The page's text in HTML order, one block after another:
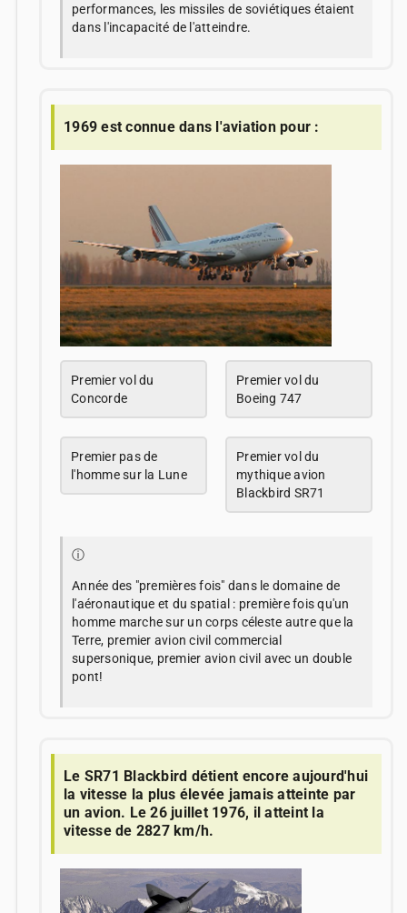
performances, les missiles de soviétiques étaient
dans l'incapacité de l'atteindre.
1969 est connue dans l'aviation pour :
Premier vol du
Concorde
Premier vol du
Boeing 747
Premier pas de
l'homme sur la Lune
Premier vol du
mythique avion
Blackbird SR71
ⓘ
Année des "premières fois" dans le domaine de
l'aéronautique et du spatial : première fois qu'un
homme marche sur un corps céleste autre que la
Terre, premier avion civil commercial
supersonique, premier avion civil avec un double
pont!
Le SR71 Blackbird détient encore aujourd'hui
la vitesse la plus élevée jamais atteinte par
un avion. Le 26 juillet 1976, il atteint la
vitesse de 2827 km/h.